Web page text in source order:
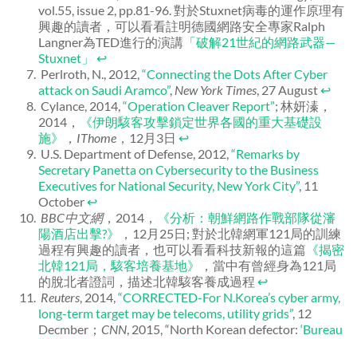
vol.55, issue 2, pp.81-96. 對於Stuxnet病毒的運作原理有
興趣的讀者，可以看看註明德國網路安全專家Ralph
Langner為TED進行的演講 「破解21世紀的網路武器—
Stuxnet」
↩
Perlroth, N., 2012,“Connecting the Dots After Cyber
attack on Saudi Aramco”, New York Times, 27 August↩
Cylance, 2014,“Operation Cleaver Report”; 林妍溱，
2014，
《伊朗駭客攻擊鎖定世界各國的重大基礎設
施》
， IThome ，12月3日↩
U.S. Department of Defense, 2012,“Remarks by
Secretary Panetta on Cybersecurity to the Business
Executives for National Security, New York City”, 11
October↩
BBC中文網，2014， 《分析：朝鮮網路作戰部隊從瀋
陽酒店出擊?》
，12月25日; 對於北韓網軍121局的訓練
過程有興趣的讀者，也可以看看科技新報的這篇 《揭密
北韓121局，駭客培養基地》
，當中有曾經身為121局
的脫北者證詞，描述北韓駭客養成過程↩
Reuters, 2014,“CORRECTED-For N.Korea’s cyber army,
long-term target may be telecoms, utility grids”, 12
Decmber；CNN, 2015, “North Korean defector: ‘Bureau